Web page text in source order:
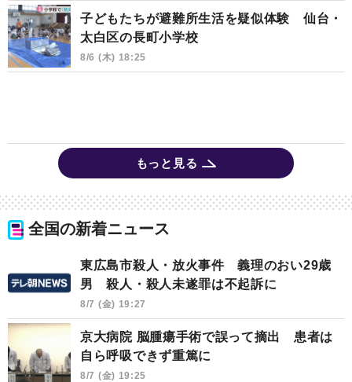
子どもたちが避難所生活を疑似体験 仙台・
太白区の長町小学校
8/6 (木) 18:25
もっと見る
全国の新着ニュース
東広島市殺人・放火事件 義理のおい29歳
男 殺人・殺人未遂罪は不起訴に
8/7 (金) 19:27
京大病院 脳腫瘍手術で誤って摘出 患者は
自ら呼吸できず重篤に
8/7 (金) 19:25